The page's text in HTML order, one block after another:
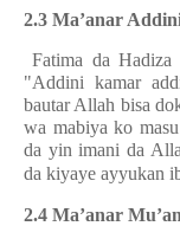
2.3 Ma’anar
Fatima da Hadiza
"Addini kamar
bautar Allah bisa
wa mabiya ko
da yin imani da
da kiyaye ayyukan
2.4 Ma’anar